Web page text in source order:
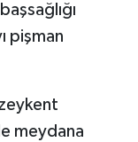
pişman
meydana